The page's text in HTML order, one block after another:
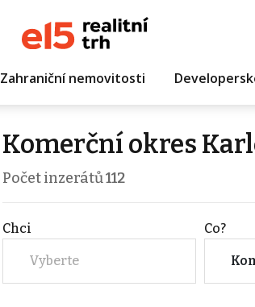
Zahraniční nemovitosti
Komerční okres
Počet inzerátů112
Chci
Vyberte
Co?